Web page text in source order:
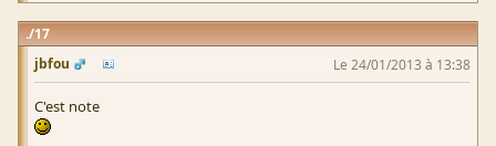
17
jbfou
Le 24/01/2013 à 13:38
C'est note